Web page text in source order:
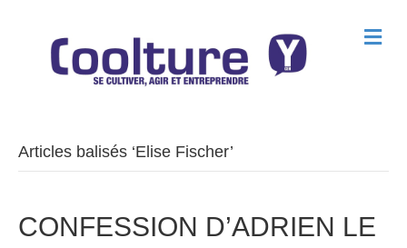
M
e
Articles balisés ‘Elise Fischer’
CONFESSION D’ADRIEN LE